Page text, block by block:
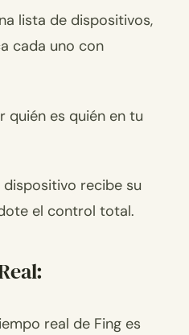
lista de dispositivos,
cada uno con
quién es quién en tu
recibe su
el control total.
real de Fing es